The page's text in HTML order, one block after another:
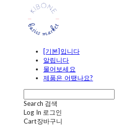
[기본]입니다
알립니다
물어보세요
제품은 어땠나요?
Search 검색
Log In 로그인
Cart장바구니